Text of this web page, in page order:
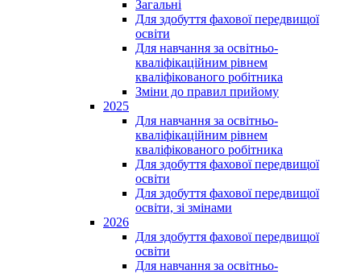
Загальні
Для здобуття фахової передвищої
освіти
Для навчання за освітньо-
кваліфікаційним рівнем
кваліфікованого робітника
Зміни до правил прийому
2025
Для навчання за освітньо-
кваліфікаційним рівнем
кваліфікованого робітника
Для здобуття фахової передвищої
освіти
Для здобуття фахової передвищої
освіти, зі змінами
2026
Для здобуття фахової передвищої
освіти
Для навчання за освітньо-